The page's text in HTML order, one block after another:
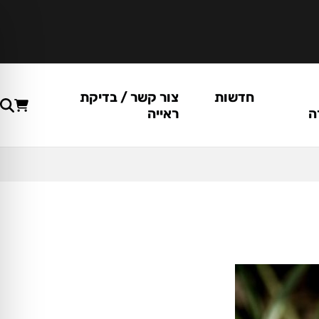
חדשות
צור קשר / בדיקת
ראייה